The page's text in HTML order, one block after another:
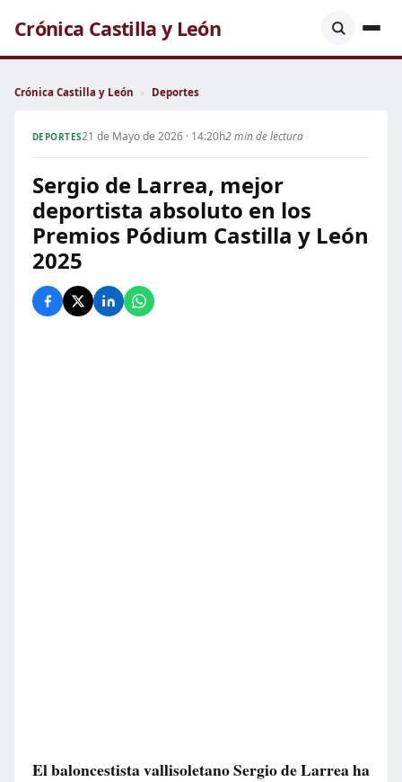
Crónica Castilla y León
Crónica Castilla y León › Deportes
DEPORTES21 de Mayo de 2026 · 14:20h2 min de lectura
Sergio de Larrea, mejor
deportista absoluto en los
Premios Pódium Castilla y León
2025
El baloncestista vallisoletano Sergio de Larrea ha